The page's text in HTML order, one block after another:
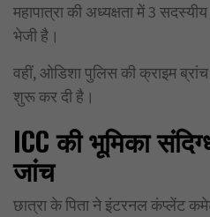
महापात्रा की अध्यक्षता में 3
भेजी है।
वहीं, ओडिशा पुलिस की क्राइम
शुरू कर दी है।
ICCकी भूमिका
जांच
छात्रा के पिता ने इंटरनल कंप्लेंट